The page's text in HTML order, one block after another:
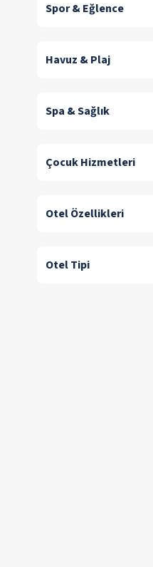
Spor & Eğlence
Havuz & Plaj
Spa & Sağlık
Çocuk Hizmetleri
Otel Özellikleri
Otel Tipi